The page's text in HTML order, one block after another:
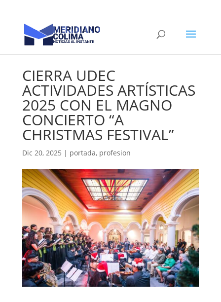
CIERRA UDEC
ACTIVIDADES ARTÍSTICAS
2025 CON EL MAGNO
CONCIERTO “A
CHRISTMAS FESTIVAL”
Dic 20, 2025 | portada, profesion